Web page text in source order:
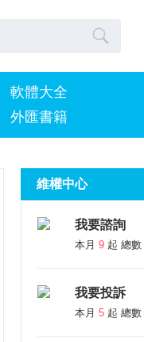

軟體大全
外匯書籍
維權中心
我要諮詢
本月 9 起 總數
我要投訴
本月 5 起 總數